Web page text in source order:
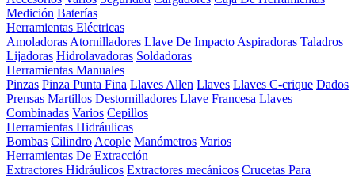
Medición Baterías
Herramientas Eléctricas
Amoladoras Atornilladores Llave De Impacto Aspiradoras Taladros
Lijadoras Hidrolavadoras Soldadoras
Herramientas Manuales
Pinzas Pinza Punta Fina Llaves Allen Llaves Llaves C-crique Dados
Prensas Martillos Destornilladores Llave Francesa Llaves
Combinadas Varios Cepillos
Herramientas Hidráulicas
Bombas Cilindro Acople Manómetros Varios
Herramientas De Extracción
Extractores Hidráulicos Extractores mecánicos Crucetas Para